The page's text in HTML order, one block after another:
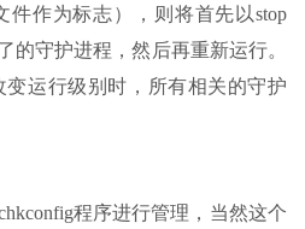
件作为标志），则将首先以stop
的守护进程，然后再重新运行。
运行级别时，所有相关的守护
程序进行管理，当然这个